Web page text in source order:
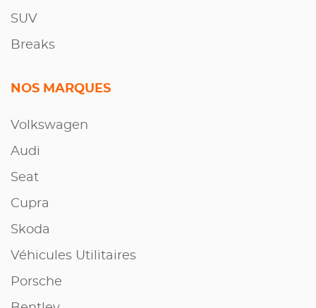
SUV
Breaks
NOS MARQUES
Volkswagen
Audi
Seat
Cupra
Skoda
Véhicules Utilitaires
Porsche